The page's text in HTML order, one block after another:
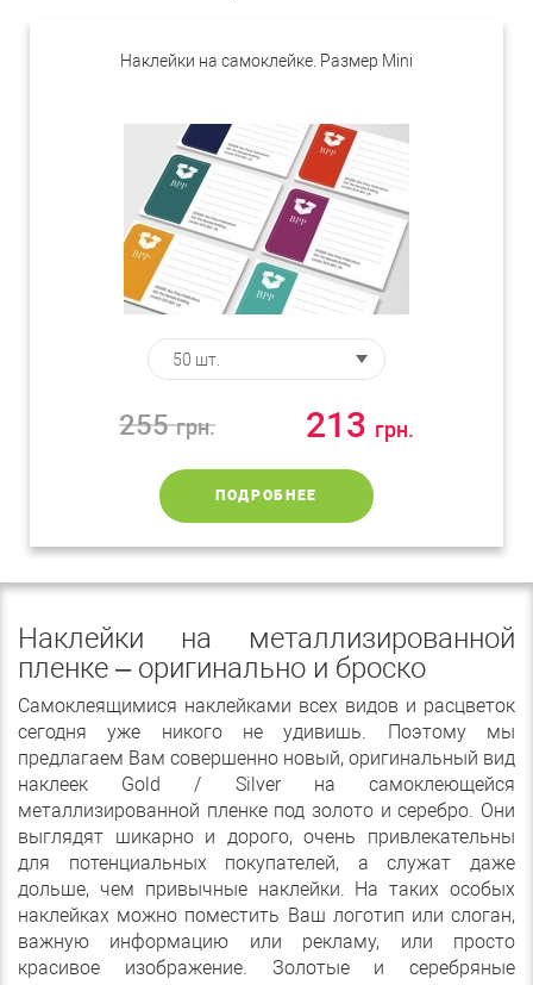
Наклейки на самоклейке. Размер Mini
255грн. 213 грн.
ПОДРОБНЕЕ
Наклейки на металлизированной
пленке – оригинально и броско
Самоклеящимися наклейками всех видов и расцветок
сегодня уже никого не удивишь. Поэтому мы
предлагаем Вам совершенно новый, оригинальный вид
наклеек Gold / Silver на самоклеющейся
металлизированной пленке под золото и серебро. Они
выглядят шикарно и дорого, очень привлекательны
для потенциальных покупателей, а служат даже
дольше, чем привычные наклейки. На таких особых
наклейках можно поместить Ваш логотип или слоган,
важную информацию или рекламу, или просто
красивое изображение. Золотые и серебряные